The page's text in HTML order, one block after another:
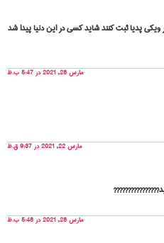
ویکی پدیا ثبت کنند شاید کسی در این دنیا پیدا شد
مارس 28, 2021 در 5:47 ب.ظ
مارس 22, 2021 در 9:37 ق.ظ
مارس 28, 2021 در 5:48 ب.ظ